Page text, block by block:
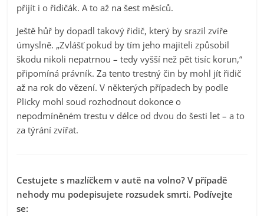
přijít i o řidičák. A to až na šest měsíců.
Ještě hůř by dopadl takový řidič, který by srazil zvíře
úmyslně. „Zvlášť pokud by tím jeho majiteli způsobil
škodu nikoli nepatrnou – tedy vyšší než pět tisíc korun,“
připomíná právník. Za tento trestný čin by mohl jít řidič
až na rok do vězení. V některých případech by podle
Plicky mohl soud rozhodnout dokonce o
nepodmíněném trestu v délce od dvou do šesti let – a to
za týrání zvířat.
Cestujete s mazlíčkem v autě na volno? V případě
nehody mu podepisujete rozsudek smrti. Podívejte
se: